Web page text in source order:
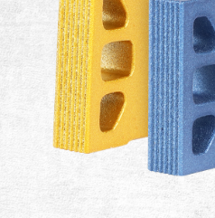
部品 & 付属品
BB 弾
射撃訓練シリーズ
グローバル販売